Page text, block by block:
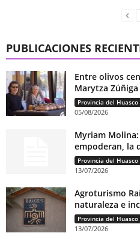
PUBLICACIONES
Entre olivos
Marytza
05/08/2026
Myriam
empoderan, la
13/07/2026
Agroturismo
naturaleza e
13/07/2026